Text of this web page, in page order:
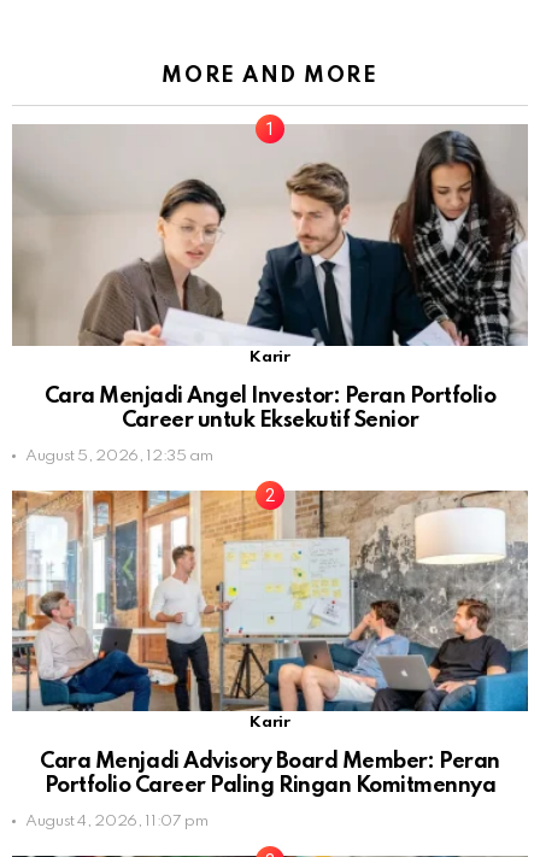
MORE AND MORE
Karir
Cara Menjadi Angel Investor: Peran Portfolio
Career untuk Eksekutif Senior
August 5, 2026, 12:35 am
Karir
Cara Menjadi Advisory Board Member: Peran
Portfolio Career Paling Ringan Komitmennya
August 4, 2026, 11:07 pm